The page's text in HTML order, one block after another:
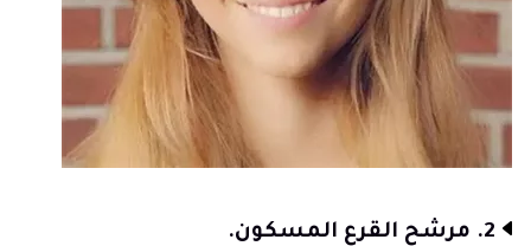
2. مرشح القرع المسكون.